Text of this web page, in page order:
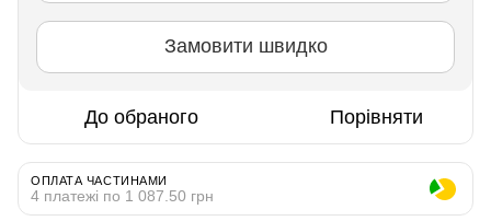
Замовити швидко
До обраного Порівняти
ОПЛАТА ЧАСТИНАМИ
4 платежі по 1 087.50 грн